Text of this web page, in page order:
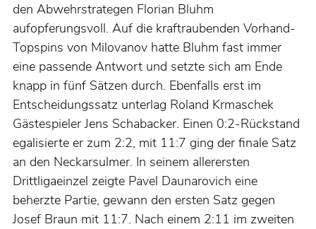
den Abwehrstrategen Florian Bluhm
aufopferungsvoll. Auf die kraftraubenden Vorhand-
Topspins von Milovanov hatte Bluhm fast immer
eine passende Antwort und setzte sich am Ende
knapp in fünf Sätzen durch. Ebenfalls erst im
Entscheidungssatz unterlag Roland Krmaschek
Gästespieler Jens Schabacker. Einen 0:2-Rückstand
egalisierte er zum 2:2, mit 11:7 ging der finale Satz
an den Neckarsulmer. In seinem allerersten
Drittligaeinzel zeigte Pavel Daunarovich eine
beherzte Partie, gewann den ersten Satz gegen
Josef Braun mit 11:7. Nach einem 2:11 im zweiten